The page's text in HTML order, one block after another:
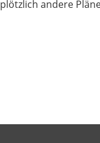
andere